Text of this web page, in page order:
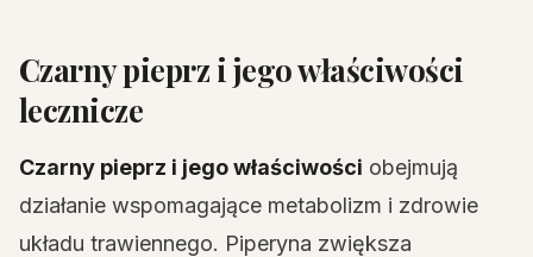
Czarny pieprz i jego właściwości
lecznicze
Czarny pieprz i jego właściwości obejmują
działanie wspomagające metabolizm i zdrowie
układu trawiennego. Piperyna zwiększa